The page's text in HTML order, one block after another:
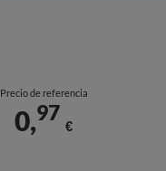
Precio de referencia
0,97
€